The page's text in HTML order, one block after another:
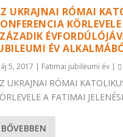
UKRAJNAI RÓMAI
ÉV
5, 2017 | Fatimai jubileumi év|
UKRAJNAI RÓMAI
A FATIMAI
BŐVEBBEN